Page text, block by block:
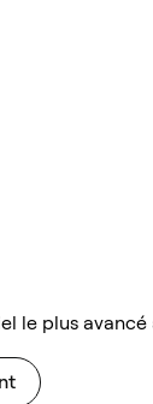
le plus avancé